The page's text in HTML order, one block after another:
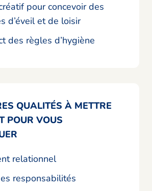
pour concevoir des
d’éveil et de loisir
des règles d’hygiène
QUALITÉS À METTRE
POUR VOUS
relationnel
responsabilités